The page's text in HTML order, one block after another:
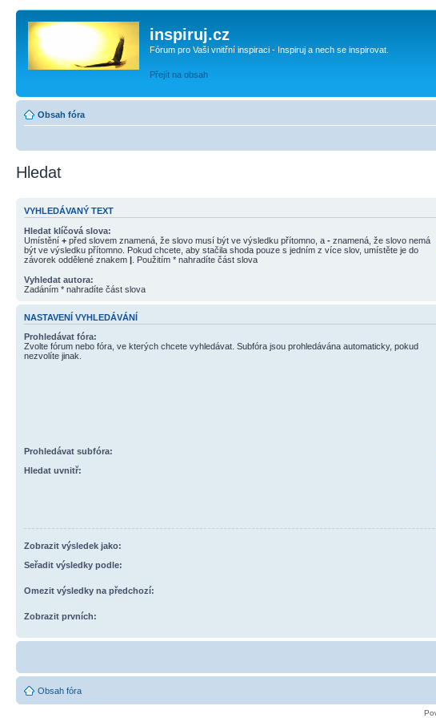
inspiruj.cz
Fórum pro Vaši vnitřní inspiraci - Inspiruj a nech se inspirovat.
Přejít na obsah
Obsah fóra
Hledat
VYHLEDÁVANÝ TEXT
Hledat klíčová slova:
Umístění + před slovem znamená, že slovo musí být ve výsledku přítomno, a - znamená, že slovo nemá
být ve výsledku přítomno. Pokud chcete, aby stačila shoda pouze s jedním z více slov, umístěte je do
závorek oddělené znakem | . Použitím * nahradíte část slova
Vyhledat autora:
Zadáním * nahradíte část slova
NASTAVENÍ VYHLEDÁVÁNÍ
Prohledávat fóra:
Zvolte fórum nebo fóra, ve kterých chcete vyhledávat. Subfóra jsou prohledávána automaticky, pokud
nezvolíte jinak.
Prohledávat subfóra:
Hledat uvnitř:
Zobrazit výsledek jako:
Seřadit výsledky podle:
Omezit výsledky na předchozí:
Zobrazit prvních:
Obsah fóra